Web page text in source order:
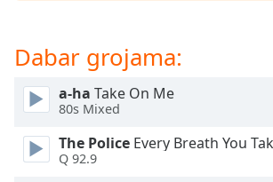
dialog
off
selected
Audio
Track
Dabar grojama:
a-ha Take On Me
80s Mixed
The Police Every Breath You
Q 92.9